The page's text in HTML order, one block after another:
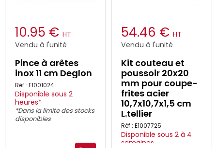
10.95 € HT
Vendu à l'unité
Pince à arêtes
inox 11 cm Deglon
Réf : E1001024
Disponible sous 2
heures*
*Dans la limite des stocks
disponibles
54.46 € HT
Vendu à l'unité
Kit couteau et
poussoir 20x20
mm pour coupe-
frites acier
10,7x10,7x1,5 cm
L.tellier
Réf : E1007725
Disponible sous 2 à 4
semaines